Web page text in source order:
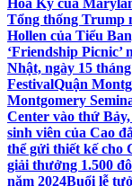
Hoa Kỳ của
Tổng thống Trump
Hollen của Tiểu
‘Friendship
Nhật, ngày 15
FestivalQuận
Montgomery
Center vào thứ
sinh viên của Cao
thể gửi thiết kế cho
giải thưởng 1.500
năm 2024Buổi lễ